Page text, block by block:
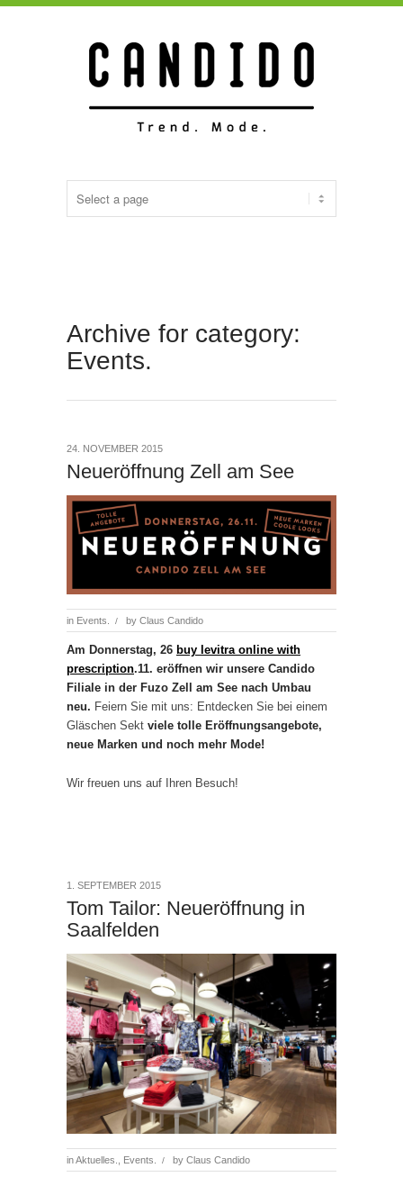
Archive for category:
Events.
Neueröffnung Zell am See
in Events. / by Claus Candido
24. NOVEMBER 2015
Am Donnerstag, 26 buy levitra online with
prescription.11. eröffnen wir unsere Candido
Filiale in der Fuzo Zell am See nach Umbau
neu. Feiern Sie mit uns: Entdecken Sie bei einem
Gläschen Sekt viele tolle Eröffnungsangebote,
neue Marken und noch mehr Mode!
Wir freuen uns auf Ihren Besuch!
Tom Tailor: Neueröffnung in
Saalfelden
inAktuelles. Events. / by Claus Candido
1. SEPTEMBER 2015